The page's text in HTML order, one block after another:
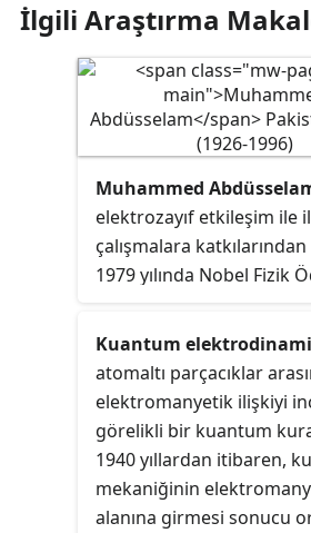
İlgili Araştırma
Muhammed
elektrozayıf etkileşim ile
çalışmalara katkılarından
1979 yılında Nobel Fizik
Abdüsselam Nobel Ödülü
ilk Pakistanlı ve Mısırlı
Sedat'tan sonra Nobel
kazanan ilk Müslüman
birlikte fen alanında bu
kazanan ilk Müslüman
tanındı.
Kuantum
atomaltı parçacıklar
elektromanyetik ilişkiyi
görelikli bir kuantum
1940 yıllardan itibaren,
mekaniğinin
alanına girmesi sonucu